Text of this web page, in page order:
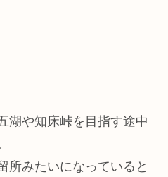
湖や知床峠を目指す途中
所みたいになっていると